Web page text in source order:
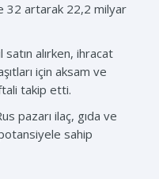
32 artarak 22,2 milyar
alırken, ihracat
için aksam ve
takip etti.
pazarı ilaç, gıda ve
sahip